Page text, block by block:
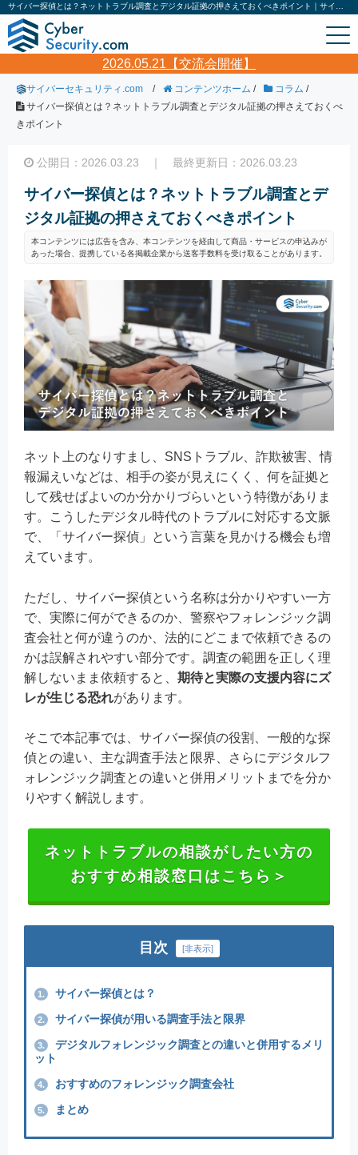
2026.05.21【交流会開催】
サイバーセキュリティ.com / コンテンツホーム / コラム /
サイバー探偵とは？ネットトラブル調査とデジタル証拠の押さえておくべ
きポイント
公開日：2026.03.23 ｜ 最終更新日：2026.03.23
サイバー探偵とは？ネットトラブル調査とデ
ジタル証拠の押さえておくべきポイント
本コンテンツには広告を含み、本コンテンツを経由して商品・サービスの申込みが
あった場合、提携している各掲載企業から送客手数料を受け取ることがあります。
ネット上のなりすまし、SNSトラブル、詐欺被害、情
報漏えいなどは、相手の姿が見えにくく、何を証拠と
して残せばよいのか分かりづらいという特徴がありま
す。こうしたデジタル時代のトラブルに対応する文脈
で、「サイバー探偵」という言葉を見かける機会も増
えています。
ただし、サイバー探偵という名称は分かりやすい一方
で、実際に何ができるのか、警察やフォレンジック調
査会社と何が違うのか、法的にどこまで依頼できるの
かは誤解されやすい部分です。調査の範囲を正しく理
解しないまま依頼すると、 期待と実際の支援内容にズ
レが生じる恐れがあります。
そこで本記事では、サイバー探偵の役割、一般的な探
偵との違い、主な調査手法と限界、さらにデジタルフ
ォレンジック調査との違いと併用メリットまでを分か
りやすく解説します。
ネットトラブルの相談がしたい方の
おすすめ相談窓口はこちら＞
目次 [非表示]
1. サイバー探偵とは？
2. サイバー探偵が用いる調査手法と限界
3.
デジタルフォレンジック調査との違いと併用するメリ
ット
4. おすすめのフォレンジック調査会社
5. まとめ